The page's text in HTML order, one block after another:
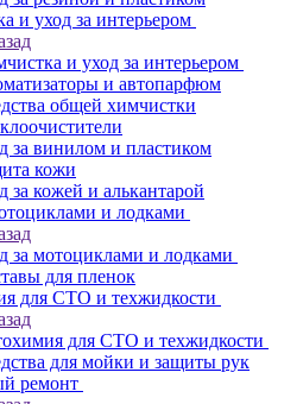
и уход за интерьером
и уход за интерьером
и автопарфюм
общей химчистки
за винилом и пластиком
кожи
за кожей и алькантарой
и лодками
за мотоциклами и лодками
для пленок
для СТО и техжидкости
для СТО и техжидкости
для мойки и защиты рук
ремонт